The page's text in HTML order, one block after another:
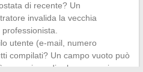
di recente? Un
invalida la vecchia
utente (e-mail, numero
compilati? Un campo vuoto può
senza impedire la connessione